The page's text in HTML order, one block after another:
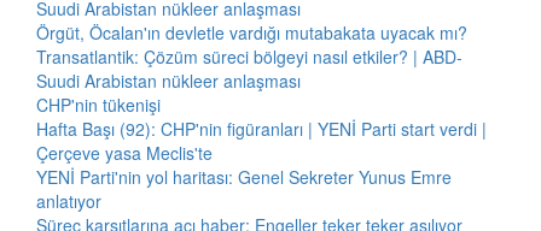
Suudi Arabistan nükleer anlaşması
Örgüt, Öcalan'ın devletle vardığı mutabakata uyacak mı?
Transatlantik: Çözüm süreci bölgeyi nasıl etkiler? | ABD-
Suudi Arabistan nükleer anlaşması
CHP'nin tükenişi
Hafta Başı (92): CHP'nin figüranları | YENİ Parti start verdi |
Çerçeve yasa Meclis'te
YENİ Parti'nin yol haritası: Genel Sekreter Yunus Emre
anlatıyor
Süreç karşıtlarına acı haber: Engeller teker teker aşılıyor